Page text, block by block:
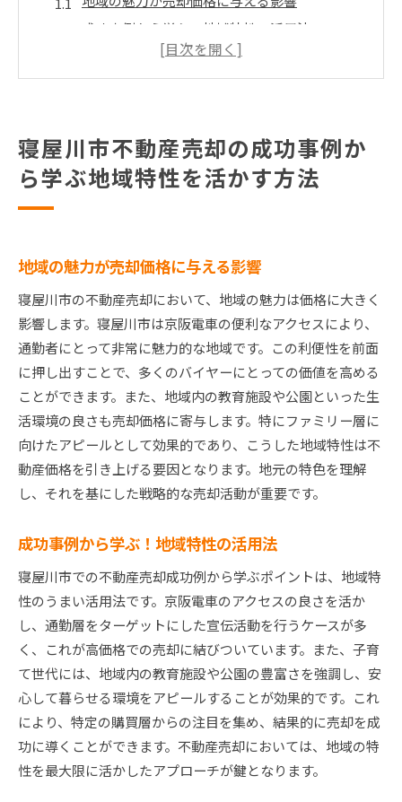
成功事例から学ぶ！地域特性の活用法
寝屋川市の市場動向と成功事例の関連性
地域特性を活かした効果的な宣伝活動
事例から学ぶ！高く売るための施策
寝屋川市で高価格で不動産売却を実現するための戦
略
地域特性を活かした価格設定のポイント
効果的なプロモーション戦略とは
専門家の視点から見る売却成功の秘訣
競争力を高めるための差別化ポイント
地域の特性を理解して寝屋川市の不動産売却をスム
ーズに進める
地域特性を理解するための情報収集方法
スムーズな売却のためのコミュニケーション術
地域特性を活かした交渉術の重要性
スムーズな取引を実現するための協力体制
地域密着型のアプローチで売却を成功に導く
寝屋川市不動産売却の秘訣：成功事例に学ぶ高く売
るポイント
高く売るために知っておきたい市場の動き
寝屋川市の成功事例から学ぶ価格設定のコツ
成功者に聞く！交渉を有利に進めるテクニック
内覧時に好印象を与えるためのポイント
成功事例から学ぶ！売却プロセスの流れ
寝屋川市不動産売却の成功事例か
ら学ぶ地域特性を活かす方法
地域の魅力が売却価格に与える影響
寝屋川市の不動産売却において、地域の魅力は価格に大きく
影響します。寝屋川市は京阪電車の便利なアクセスにより、
通勤者にとって非常に魅力的な地域です。この利便性を前面
に押し出すことで、多くのバイヤーにとっての価値を高める
ことができます。また、地域内の教育施設や公園といった生
活環境の良さも売却価格に寄与します。特にファミリー層に
向けたアピールとして効果的であり、こうした地域特性は不
動産価格を引き上げる要因となります。地元の特色を理解
し、それを基にした戦略的な売却活動が重要です。
成功事例から学ぶ！地域特性の活用法
寝屋川市での不動産売却成功例から学ぶポイントは、地域特
性のうまい活用法です。京阪電車のアクセスの良さを活か
し、通勤層をターゲットにした宣伝活動を行うケースが多
く、これが高価格での売却に結びついています。また、子育
て世代には、地域内の教育施設や公園の豊富さを強調し、安
心して暮らせる環境をアピールすることが効果的です。これ
により、特定の購買層からの注目を集め、結果的に売却を成
功に導くことができます。不動産売却においては、地域の特
性を最大限に活かしたアプローチが鍵となります。